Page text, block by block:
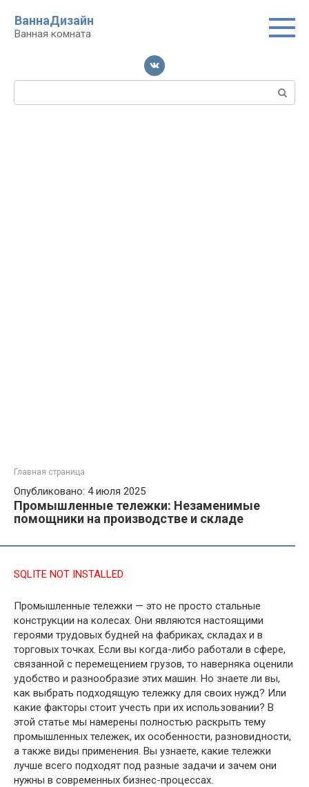
контенту
ВаннаДизайн
Ванная комната
Поиск:
Главная страница
Опубликовано: 4 июля 2025
Промышленные тележки: Незаменимые
помощники на производстве и складе
SQLITE NOT INSTALLED
Промышленные тележки — это не просто стальные
конструкции на колесах. Они являются настоящими
героями трудовых будней на фабриках, складах и в
торговых точках. Если вы когда-либо работали в сфере,
связанной с перемещением грузов, то наверняка оценили
удобство и разнообразие этих машин. Но знаете ли вы,
как выбрать подходящую тележку для своих нужд? Или
какие факторы стоит учесть при их использовании? В
этой статье мы намерены полностью раскрыть тему
промышленных тележек, их особенности, разновидности,
а также виды применения. Вы узнаете, какие тележки
лучше всего подходят под разные задачи и зачем они
нужны в современных бизнес-процессах.